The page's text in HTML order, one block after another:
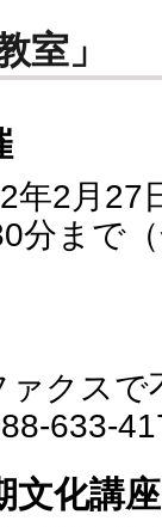
室」
2月27
分まで
クスで
633-
文化講